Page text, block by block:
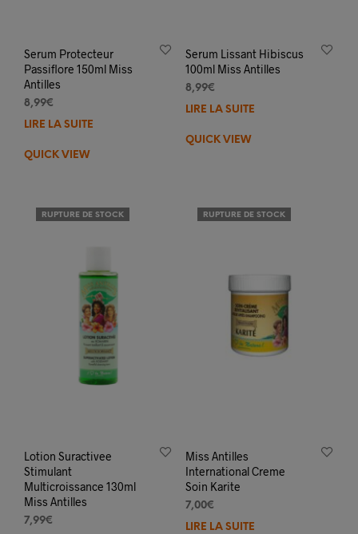
Serum Protecteur
Passiflore 150ml Miss
Antilles
8,99€
LIRE LA SUITE
QUICK VIEW
Serum Lissant Hibiscus
100ml Miss Antilles
8,99€
LIRE LA SUITE
QUICK VIEW
RUPTURE DE STOCK
Lotion Suractivee
Stimulant
Multicroissance 130ml
Miss Antilles
7,99€
RUPTURE DE STOCK
Miss Antilles
International Creme
Soin Karite
7,00€
LIRE LA SUITE